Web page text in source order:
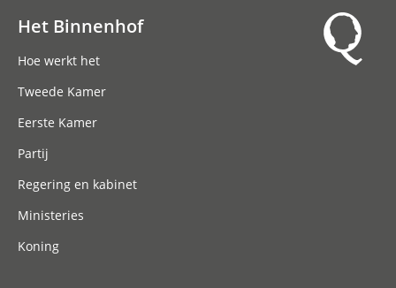
Het Binnenhof
Hoe werkt het
Tweede Kamer
Eerste Kamer
Partij
Regering en kabinet
Ministeries
Koning